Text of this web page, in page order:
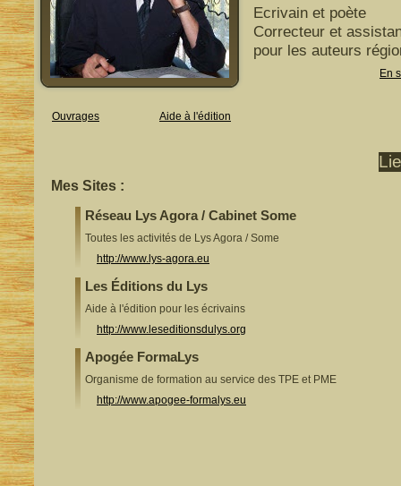
Ecrivain et poète
Correcteur et
pour les auteurs
En
Ouvrages Aide à l'édition
Mes Sites :
Réseau Lys Agora / Cabinet Some
Toutes les activités de Lys Agora / Some
http://www.lys-agora.eu
Les Éditions du Lys
Aide à l'édition pour les écrivains
http://www.leseditionsdulys.org
Apogée FormaLys
Organisme de formation au service des TPE et PME
http://www.apogee-formalys.eu